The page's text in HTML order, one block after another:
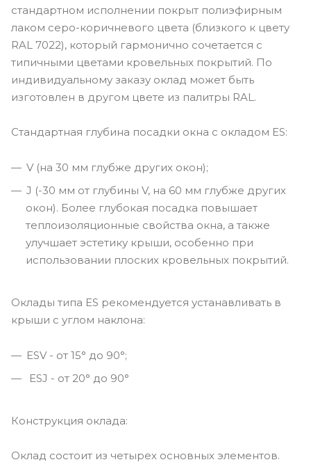
стандартном исполнении покрыт полиэфирным
лаком серо-коричневого цвета (близкого к цвету
RAL 7022), который гармонично сочетается с
типичными цветами кровельных покрытий. По
индивидуальному заказу оклад может быть
изготовлен в другом цвете из палитры RAL.
Стандартная глубина посадки окна с окладом ES:
V (на 30 мм глубже других окон);
J (-30 мм от глубины V, на 60 мм глубже других
окон). Более глубокая посадка повышает
теплоизоляционные свойства окна, а также
улучшает эстетику крыши, особенно при
использовании плоских кровельных покрытий.
Оклады типа ES рекомендуется устанавливать в
крыши с углом наклона:
ESV - от 15° до 90°;
ESJ - от 20° до 90°
Конструкция оклада:
Оклад состоит из четырех основных элементов.